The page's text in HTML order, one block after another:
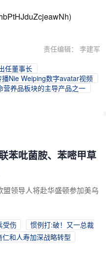
责任编辑： 李建军
任董事长
Nie Weiping数字avatar视频
养品板块的主导产品之一
苯吡菌胺、苯嘧甲草
领导人将赴华盛顿参加美乌
受伤
惯例打:破！又一总裁
和人寿加深战略转型